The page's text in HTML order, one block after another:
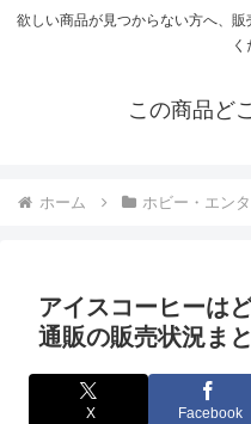
欲しい商品が見つからない方へ、
く
この商品ど
ホーム ホビー・エン
アイスコーヒーは
通販の販売状況ま
X Facebook